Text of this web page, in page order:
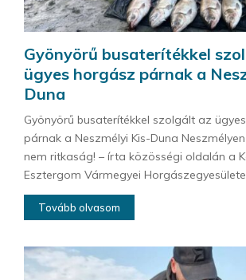
Gyönyörű busaterítékkel
ügyes horgász párnak a
Duna
Gyönyörű busaterítékkel szolgált az
párnak a Neszmélyi Kis-Duna
nem ritkaság! – írta közösségi oldalán a
Esztergom Vármegyei
Tovább olvasom